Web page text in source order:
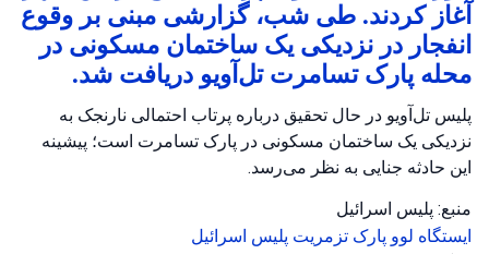
آغاز کردند. طی شب، گزارشی مبنی بر وقوع
انفجار در نزدیکی یک ساختمان مسکونی در
محله پارک تسامرت تل‌آویو دریافت شد.
پلیس تل‌آویو در حال تحقیق درباره پرتاب احتمالی نارنجک به
نزدیکی یک ساختمان مسکونی در پارک تسامرت است؛ پیشینه
این حادثه جنایی به نظر می‌رسد.
منبع: پلیس اسرائیل
ایستگاه لوو پارک تزمریت پلیس اسرائیل